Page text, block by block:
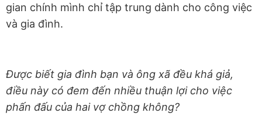
gian chính mình chỉ tập trung dành cho công việc
và gia đình.
Được biết gia đình bạn và ông xã đều khá giả,
điều này có đem đến nhiều thuận lợi cho việc
phấn đấu của hai vợ chồng không?